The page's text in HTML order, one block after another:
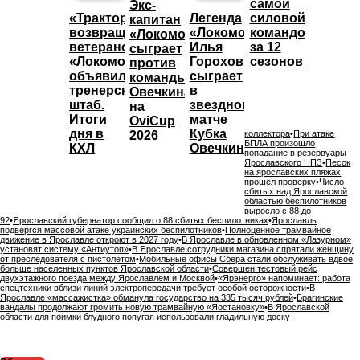
«Трактор»
возвращает
ветеранов,
«Локомотив»
объявил
тренерский
штаб.
Итоги
дня в
КХЛ
Экс-
капитан
«Локомотива»
сыграет
против
команды
Овечкина
на
OviCup
2026
Легенда
«Локомотива»
Илья
Горохов
сыграет
в
звездном
матче
Кубка
Овечкина
самой
силовой
командой
за 12
сезонов
коллектора•При атаке
БПЛА произошло
попадание в резервуары
Ярославского НПЗ•Песок
на ярославских пляжах
прошел проверку•Число
сбитых над Ярославской
областью беспилотников
выросло с 88 до
92•Ярославский губернатор сообщил о 88 сбитых беспилотниках•Ярославль
подвергся массовой атаке украинских беспилотников•Полноценное трамвайное
движение в Ярославле откроют в 2027 году•В Ярославле в обновленном «Лазурном»
установят систему «Антиутоп»•В Ярославле сотрудники магазина спрятали женщину
от преследователя с пистолетом•Мобильные офисы Сбера стали обслуживать вдвое
больше населенных пунктов Ярославской области•Совершен тестовый рейс
двухэтажного поезда между Ярославлем и Москвой•«Ярэнерго» напоминает: работа
спецтехники вблизи линий электропередачи требует особой осторожности•В
Ярославле «массажистка» обманула государство на 335 тысяч рублей•Брагинские
вандалы продолжают громить новую трамвайную «Яостановку»•В Ярославской
области для поимки блудного попугая использовали гладильную доску